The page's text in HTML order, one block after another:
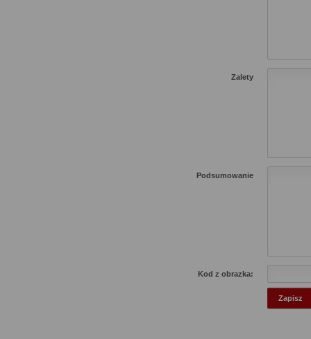
Zalety
Podsumowanie
Kod z obrazka: